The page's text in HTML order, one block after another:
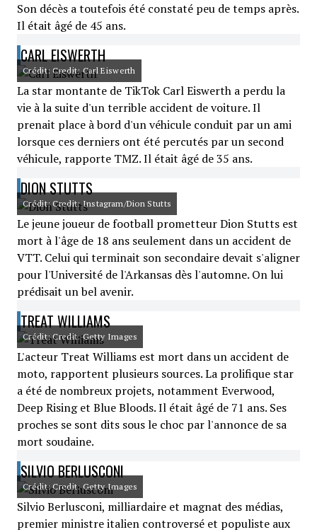
Son décès a toutefois été constaté peu de temps après.
Il était âgé de 45 ans.
CARL EISWERTH
Crédit: Credit: Carl Eiswerth
La star montante de TikTok Carl Eiswerth a perdu la
vie à la suite d'un terrible accident de voiture. Il
prenait place à bord d'un véhicule conduit par un ami
lorsque ces derniers ont été percutés par un second
véhicule, rapporte TMZ. Il était âgé de 35 ans.
DION STUTTS
Crédit: Credit: Instagram/Dion Stutts
Le jeune joueur de football prometteur Dion Stutts est
mort à l'âge de 18 ans seulement dans un accident de
VTT. Celui qui terminait son secondaire devait s'aligner
pour l'Université de l'Arkansas dès l'automne. On lui
prédisait un bel avenir.
TREAT WILLIAMS
Crédit: Credit: Getty Images
L'acteur Treat Williams est mort dans un accident de
moto, rapportent plusieurs sources. La prolifique star
a été de nombreux projets, notamment Everwood,
Deep Rising et Blue Bloods. Il était âgé de 71 ans. Ses
proches se sont dits sous le choc par l'annonce de sa
mort soudaine.
SILVIO BERLUSCONI
Crédit: Credit: Getty Images
Silvio Berlusconi, milliardaire et magnat des médias,
premier ministre italien controversé et populiste aux